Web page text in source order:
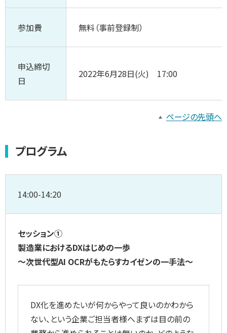
参加費 無料（事前登録制）
申込締切
日
2022年6月28日(火) 17:00
ページの先頭へ
プログラム
14:00-14:20
セッション①
製造業におけるDXはじめの一歩
～次世代型AI OCRがもたらすカイゼンの一手法～
DX化を進めたいが何からやって良いのかわから
ない、という企業ご担当者様へまずは目の前の